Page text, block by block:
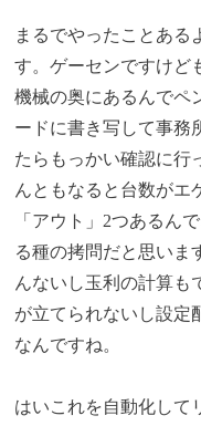
まるでやったことある
す。ゲーセンですけど
機械の奥にあるんでペ
ードに書き写して事務
たらもっかい確認に
んともなると台数がエ
「アウト」2つあるん
る種の拷問だと思いま
んないし玉利の計算も
が立てられないし設定
なんですね。
はいこれを自動化して